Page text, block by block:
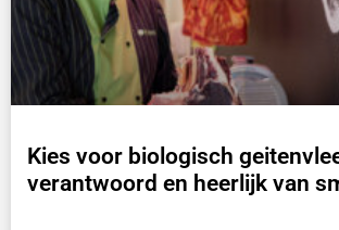
Kies voor biologisch
verantwoord en heerlijk van